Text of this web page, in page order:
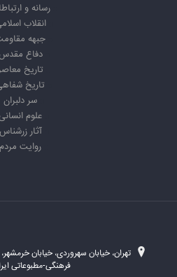
رسانه و
انقلاب
جبهه
دفاع
تاریخ
تاریخ
سر دلبران
علوم
آثار زرشناس
روایت مردم
تهران، خیابان سهروردی، خیابان
فرهنگی-مطبوعاتی